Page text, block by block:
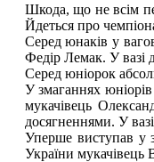
Шкода, що не всім
Йдеться про
Серед юнаків у
Федір Лемак. У вазі
Серед юніорок
У змаганнях
мукачівець
досягненнями. У
Уперше виступав у
України мукачівець